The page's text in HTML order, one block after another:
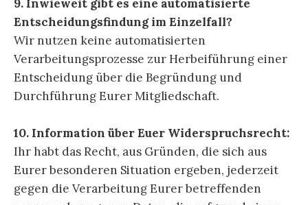
9. Inwieweit gibt es eine automatisierte
Entscheidungsfindung im Einzelfall?
Wir nutzen keine automatisierten
Verarbeitungsprozesse zur Herbeiführung einer
Entscheidung über die Begründung und
Durchführung Eurer Mitgliedschaft.
10. Information über Euer Widerspruchsrecht:
Ihr habt das Recht, aus Gründen, die sich aus
Eurer besonderen Situation ergeben, jederzeit
gegen die Verarbeitung Eurer betreffenden